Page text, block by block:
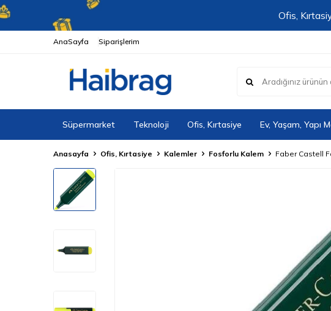
Ofis,
AnaSayfa Siparişlerim
Süpermarket Teknoloji Ofis, Kırtasiye Ev, Yaşam, Yapı
Anasayfa Ofis, Kırtasiye Kalemler Fosforlu Kalem Faber Castell